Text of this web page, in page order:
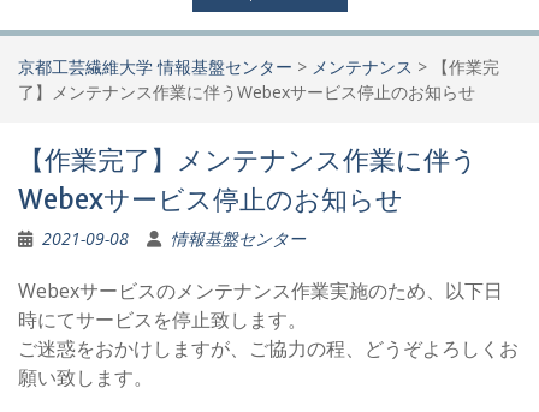
京都工芸繊維大学 情報基盤センター > メンテナンス >
【作業完
了】メンテナンス作業に伴うWebexサービス停止のお知らせ
【作業完了】メンテナンス作業に伴う
Webexサービス停止のお知らせ
2021-09-08 情報基盤センター
Webexサービスのメンテナンス作業実施のため、以下日
時にてサービスを停止致します。
ご迷惑をおかけしますが、ご協力の程、どうぞよろしくお
願い致します。